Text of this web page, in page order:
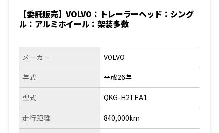
【委託販売】VOLVO：トレーラーヘッド：シング
ル：アルミホイール：架装多数
メーカー
年式
型式
走行距離
VOLVO
平成26年
QKG-H2TEA1
840,000km